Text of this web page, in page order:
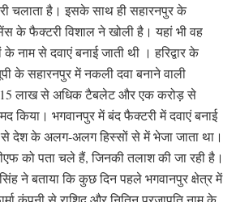
चलाता है। इसके साथ ही सहारनपुर के
के फैक्टरी विशाल ने खोली है। यहां भी वह
नाम से दवाएं बनाई जाती थी । हरिद्वार के
के सहारनपुर में नकली दवा बनाने वाली
15 लाख से अधिक टैबलेट और एक करोड़ से
किया। भगवानपुर में बंद फैक्टरी में दवाएं बनाई
से देश के अलग-अलग हिस्सों से में भेजा जाता था।
को पता चले हैं, जिनकी तलाश की जा रही है।
ने बताया कि कुछ दिन पहले भगवानपुर क्षेत्र में